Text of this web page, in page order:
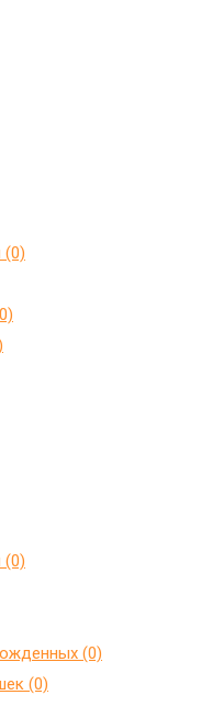
(0)
(0)
(0)
(0)